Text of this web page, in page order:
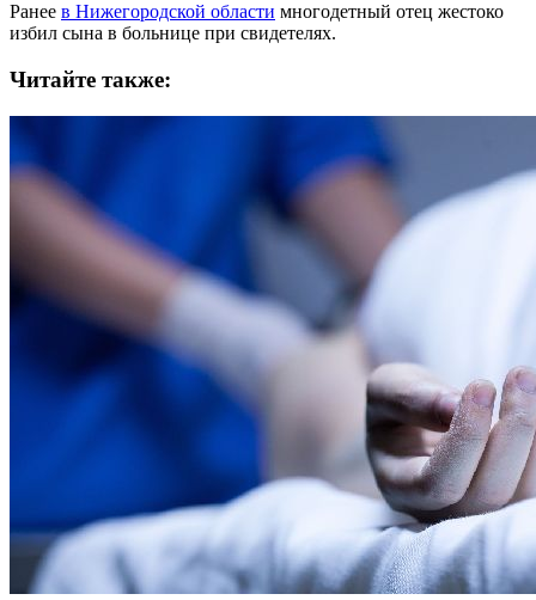
Ранее в Нижегородской области многодетный отец жестоко
избил сына в больнице при свидетелях.
Читайте также: